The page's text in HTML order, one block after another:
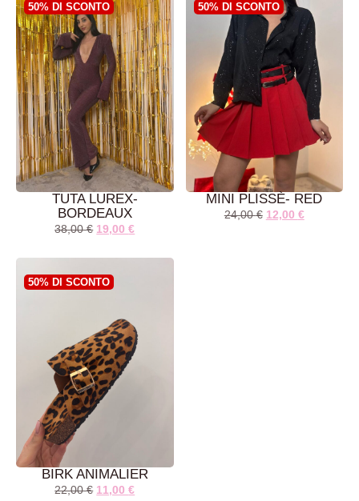
AGGIUNGI AL
CARRELLO
AGGIUNGI AL
CARRELLO
50% DI SCONTO
TUTA LUREX-
BORDEAUX
38,00€ 19,00€
CARRELLO
50% DI SCONTO
MINI PLISSÈ- RED
24,00€ 12,00 €
50% DI SCONTO
BIRK ANIMALIER
22,00€ 11,00€